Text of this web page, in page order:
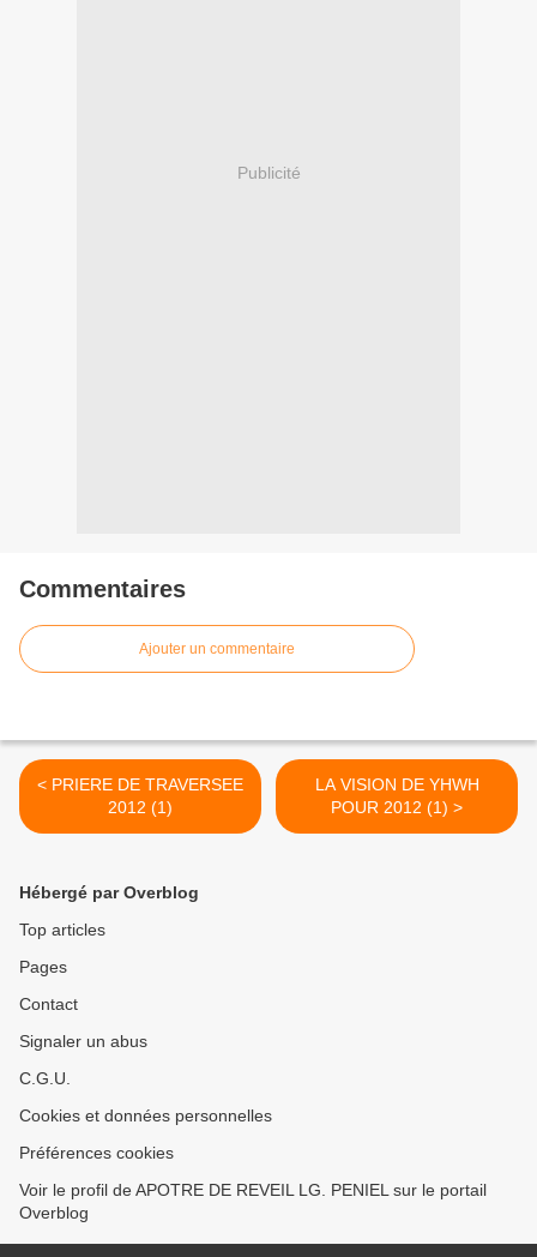
Publicité
Commentaires
Ajouter un commentaire
< PRIERE DE TRAVERSEE
2012 (1)
LA VISION DE YHWH
POUR 2012 (1) >
Hébergé par Overblog
Top articles
Pages
Contact
Signaler un abus
C.G.U.
Cookies et données personnelles
Préférences cookies
Voir le profil de APOTRE DE REVEIL LG. PENIEL sur le portail
Overblog